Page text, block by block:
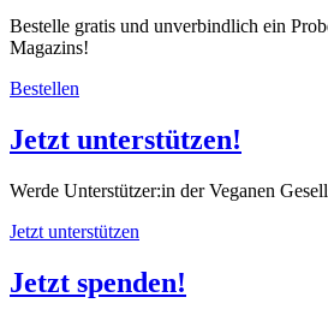
Bestelle gratis und unverbindlich ein
Magazins!
Bestellen
Jetzt unterstützen!
Werde Unterstützer:in der Veganen
Jetzt unterstützen
Jetzt spenden!